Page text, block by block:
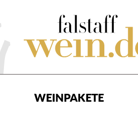
WEINPAKETE